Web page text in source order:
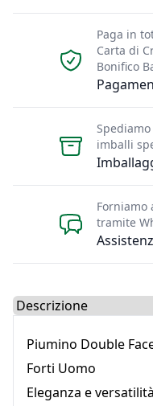
Paga in
Carta di
Bonifico
imballi
Forniamo
tramite
Select a tab
Piumino Double
Forti Uomo
Eleganza e